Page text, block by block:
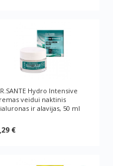
Hydro Intensive
veidui naktinis
ir alavijas, 50 ml
€